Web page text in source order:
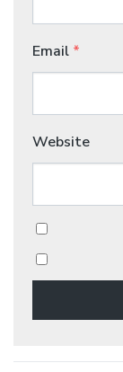
Email *
Website